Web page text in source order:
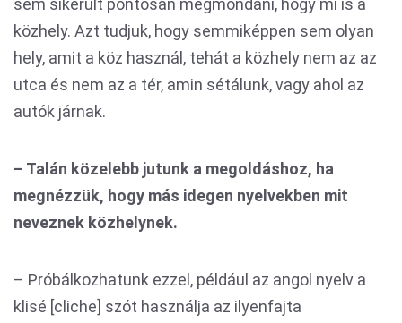
sem sikerült pontosan megmondani, hogy mi is a
közhely. Azt tudjuk, hogy semmiképpen sem olyan
hely, amit a köz használ, tehát a közhely nem az az
utca és nem az a tér, amin sétálunk, vagy ahol az
autók járnak.
– Talán közelebb jutunk a megoldáshoz, ha
megnézzük, hogy más idegen nyelvekben mit
neveznek közhelynek.
– Próbálkozhatunk ezzel, például az angol nyelv a
klisé [cliche] szót használja az ilyenfajta